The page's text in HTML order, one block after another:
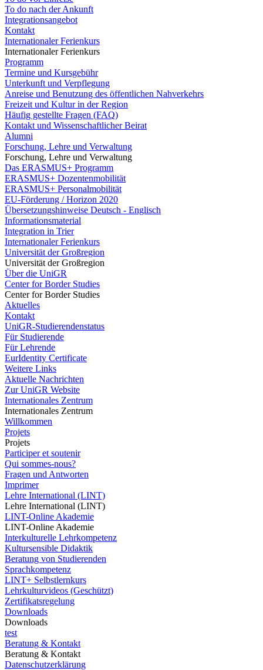
To do nach der Ankunft
Integrationsangebot
Kontakt
Internationaler Ferienkurs
Internationaler Ferienkurs
Programm
Termine und Kursgebühr
Unterkunft und Verpflegung
Anreise und Benutzung des öffentlichen Nahverkehrs
Freizeit und Kultur in der Region
Häufig gestellte Fragen (FAQ)
Kontakt und Wissenschaftlicher Beirat
Alumni
Forschung, Lehre und Verwaltung
Forschung, Lehre und Verwaltung
Das ERASMUS+ Programm
ERASMUS+ Dozentenmobilität
ERASMUS+ Personalmobilität
EU-Förderung / Horizon 2020
Übersetzungshinweise Deutsch - Englisch
Informationsmaterial
Integration in Trier
Internationaler Ferienkurs
Universität der Großregion
Universität der Großregion
Über die UniGR
Center for Border Studies
Center for Border Studies
Aktuelles
Kontakt
UniGR-Studierendenstatus
Für Studierende
Für Lehrende
EurIdentity Certificate
Weitere Links
Aktuelle Nachrichten
Zur UniGR Website
Internationales Zentrum
Internationales Zentrum
Willkommen
Projets
Projets
Participer et soutenir
Qui sommes-nous?
Fragen und Antworten
Imprimer
Lehre International (LINT)
Lehre International (LINT)
LINT-Online Akademie
LINT-Online Akademie
Interkulturelle Lehrkompetenz
Kultursensible Didaktik
Beratung von Studierenden
Sprachkompetenz
LINT+ Selbstlernkurs
Lehrkulturvideos (Geschützt)
Zertifikatsregelung
Downloads
Downloads
test
Beratung & Kontakt
Beratung & Kontakt
Datenschutzerklärung